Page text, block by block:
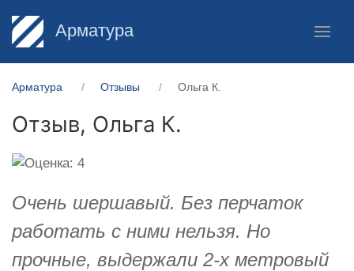
Арматура
Арматура Отзывы Ольга К.
Отзыв, Ольга К.
Очень шершавый. Без перчаток
работать с ними нельзя. Но
прочные, выдержали 2-х метровый